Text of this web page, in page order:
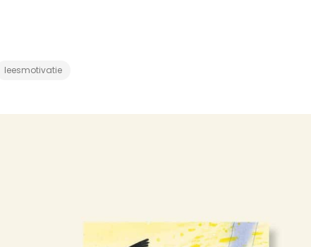
leesmotivatie